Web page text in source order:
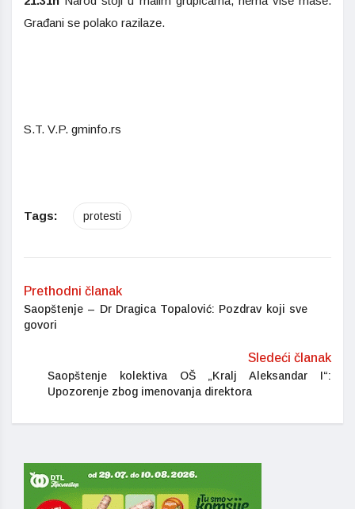
Građani se polako razilaze.
S.T. V.P. gminfo.rs
Tags: protesti
Prethodni članak
Saopštenje – Dr Dragica Topalović: Pozdrav koji sve
govori
Sledeći članak
Saopštenje kolektiva OŠ „Kralj Aleksandar I“:
Upozorenje zbog imenovanja direktora